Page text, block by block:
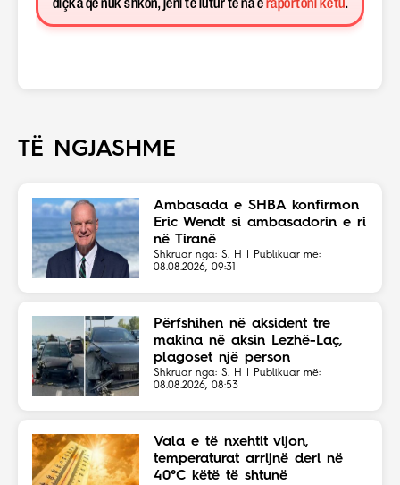
diçka që nuk shkon, jeni të lutur të na e raportoni këtu.
TË NGJASHME
Ambasada e SHBA konfirmon
Eric Wendt si ambasadorin e ri
në Tiranë
Shkruar nga: S. H | Publikuar më:
08.08.2026, 09:31
Përfshihen në aksident tre
makina në aksin Lezhë-Laç,
plagoset një person
Shkruar nga: S. H | Publikuar më:
08.08.2026, 08:53
Vala e të nxehtit vijon,
temperaturat arrijnë deri në
40°C këtë të shtunë